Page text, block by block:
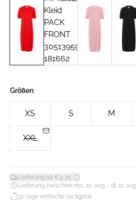
Größen
XS S M
XXL
Lieferung ab €4,75*
Lieferung zwischen mo. 10. aug. - di. 11.
30 tage einfache rückgabe